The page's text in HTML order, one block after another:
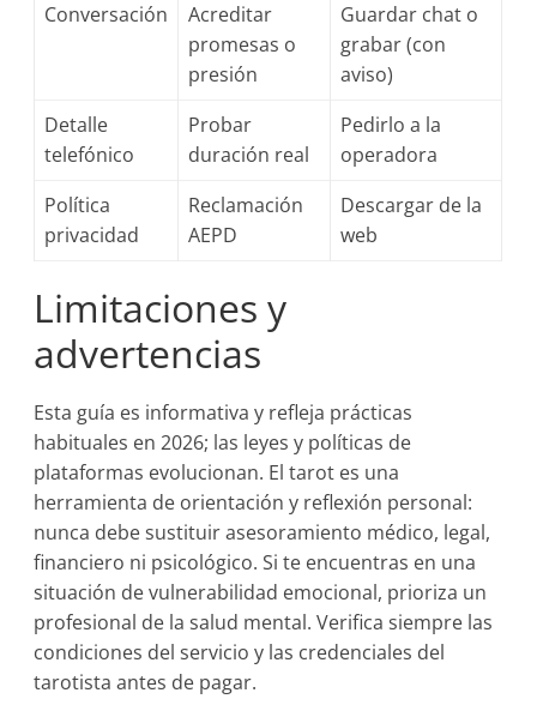
Conversación
Acreditar
promesas o
presión
Guardar chat o
grabar (con
aviso)
Detalle
telefónico
Probar
duración real
Pedirlo a la
operadora
Política
privacidad
Reclamación
AEPD
Descargar de la
web
Limitaciones y
advertencias
Esta guía es informativa y refleja prácticas
habituales en 2026; las leyes y políticas de
plataformas evolucionan. El tarot es una
herramienta de orientación y reflexión personal:
nunca debe sustituir asesoramiento médico, legal,
financiero ni psicológico. Si te encuentras en una
situación de vulnerabilidad emocional, prioriza un
profesional de la salud mental. Verifica siempre las
condiciones del servicio y las credenciales del
tarotista antes de pagar.